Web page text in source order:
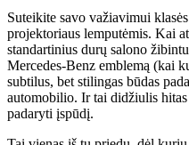
Suteikite savo važiavimui
projektoriaus lemputėmis. Kai
standartinius durų salono
Mercedes-Benz emblemą (kai
subtilus, bet stilingas būdas
automobilio. Ir tai didžiulis
padaryti įspūdį.